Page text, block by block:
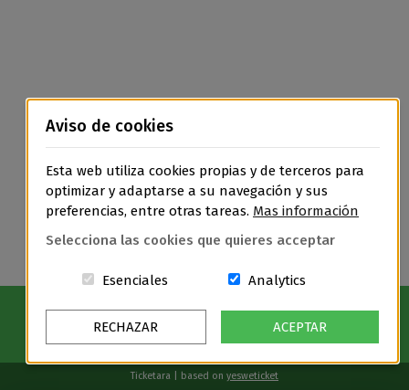
Ticketara | based on yesweticket
Aviso de cookies
Esta web utiliza cookies propias y de terceros para
optimizar y adaptarse a su navegación y sus
preferencias, entre otras tareas. Mas información
Selecciona las cookies que quieres acceptar
Esenciales Estas cookies són essenciales para
AnalyticsCookies related
RECHAZAR ACEPTAR